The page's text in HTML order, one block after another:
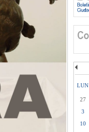
LUN
27
3
10